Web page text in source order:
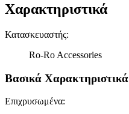
Χαρακτηριστικά
Κατασκευαστής:
Ro-Ro Accessories
Βασικά Χαρακτηριστικά
Επιχρυσωμένα: